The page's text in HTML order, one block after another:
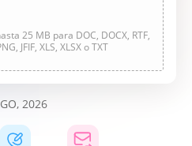
25 MB para DOC, DOCX, RTF,
JFIF, XLS, XLSX o TXT
2026